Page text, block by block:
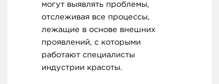
могут выявлять проблемы,
отслеживая все процессы,
лежащие в основе внешних
проявлений, с которыми
работают специалисты
индустрии красоты.